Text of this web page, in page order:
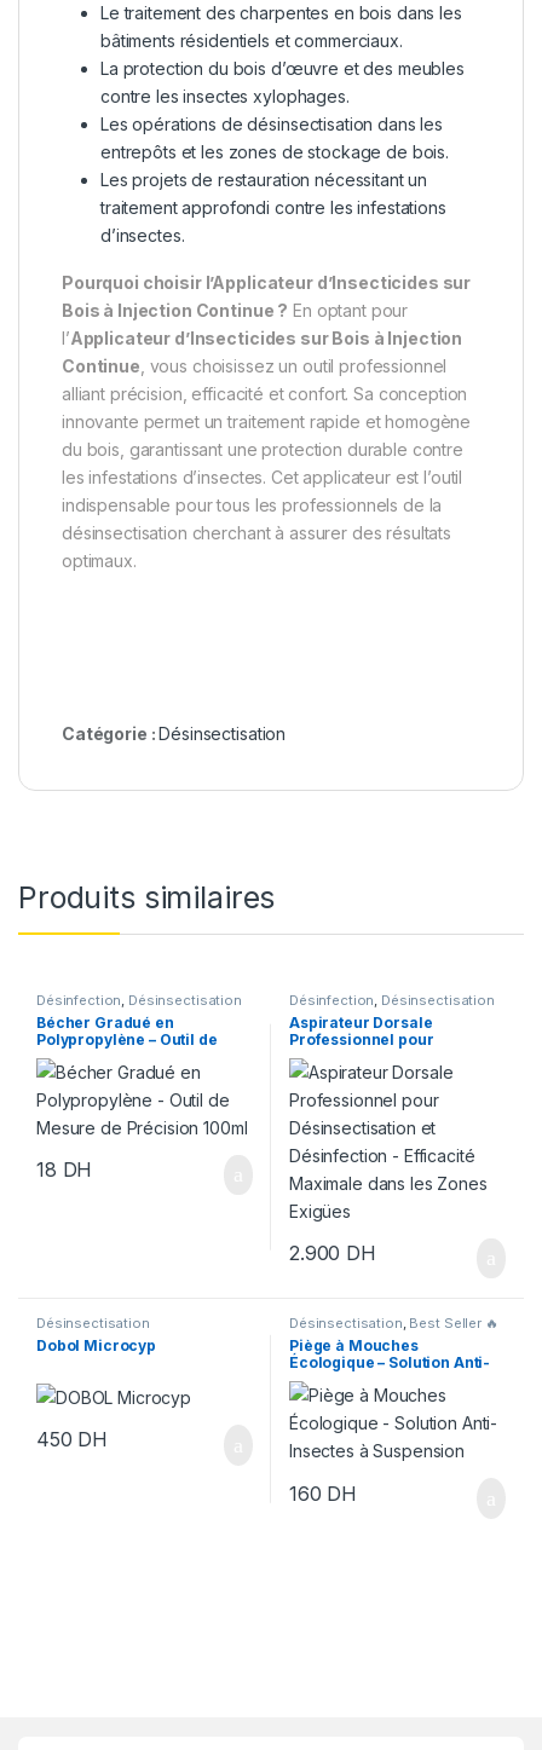
Le traitement des charpentes en bois dans les
bâtiments résidentiels et commerciaux.
La protection du bois d’œuvre et des meubles
contre les insectes xylophages.
Les opérations de désinsectisation dans les
entrepôts et les zones de stockage de bois.
Les projets de restauration nécessitant un
traitement approfondi contre les infestations
d’insectes.
Pourquoi choisir l’Applicateur d’Insecticides sur
Bois à Injection Continue ? En optant pour
l’Applicateur d’Insecticides sur Bois à Injection
Continue , vous choisissez un outil professionnel
alliant précision, efficacité et confort. Sa conception
innovante permet un traitement rapide et homogène
du bois, garantissant une protection durable contre
les infestations d’insectes. Cet applicateur est l’outil
indispensable pour tous les professionnels de la
désinsectisation cherchant à assurer des résultats
optimaux.
Catégorie :Désinsectisation
Produits similaires
Désinfection Désinsectisation
Bécher Gradué en
Polypropylène – Outil de
Mesure de Précision 100ml
18 DH
Désinfection Désinsectisation
Aspirateur Dorsale
Professionnel pour
Désinsectisation et
Désinfection – Efficacité
Maximale dans les Zones
Exigües
2.900 DH
Désinsectisation
Dobol Microcyp
450 DH
Désinsectisation, Best Seller 🔥
Piège à Mouches
Écologique – Solution Anti-
Insectes à Suspension
160 DH